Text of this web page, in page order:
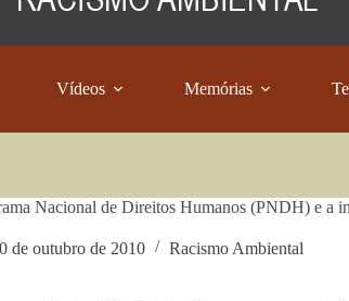
Vídeos Memórias
Nacional de Direitos Humanos (PNDH) e a
de outubro de 2010 Racismo Ambiental